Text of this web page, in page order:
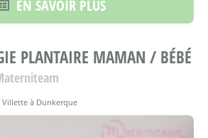
EN SAVOIR PLUS
PLANTAIRE MAMAN / BÉBÉ
à Dunkerque